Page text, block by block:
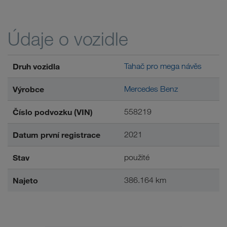
Údaje o vozidle
Druh vozidla Tahač pro mega návěs
Výrobce Mercedes Benz
Číslo podvozku (VIN) 558219
Datum první registrace 2021
Stav použité
Najeto 386.164 km